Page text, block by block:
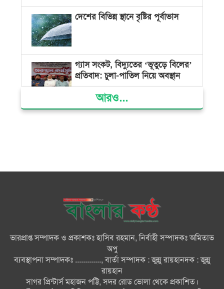
দেশের বিভিন্ন স্থানে বৃষ্টির পূর্বাভাস
গ্যাস সংকট, বিদ্যুতের ‘ভূতুড়ে বিলের’
প্রতিবাদ: চুলা-পাতিল নিয়ে অবস্থান
ক্ষমতার কেন্দ্র গণভবন থেকে রক্তাক্ত
ভোলায় ১১ দলীয় জোটের বিক্ষোভ
সমাবেশ ও গণমিছিল
বোরহানউদ্দিনে কিশোরীকে সংঘবদ্ধ
ধর্ষণ ও ভিডিও ধারণ ও ছড়িয়ে
দেওয়ার অভিযোগ তিন জন গ্রেপ্তার,
থানায় মামলা
আরও...
ভারপ্রাপ্ত সম্পাদক ও প্রকাশকঃ হাসিব রহমান, নির্বাহী সম্পাদকঃ অমিতাভ
অপু
ব্যবস্থাপনা সম্পাদকঃ ............., বার্তা সম্পাদক : জুন্নু রায়হানদক : জুন্নু
রায়হান
সাগর প্রিন্টার্স মহাজন পট্টি, সদর রোড ভোলা থেকে প্রকাশিত।